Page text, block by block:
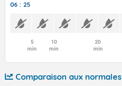
06 : 25
5
min
10
min
20
min
Comparaison aux normales